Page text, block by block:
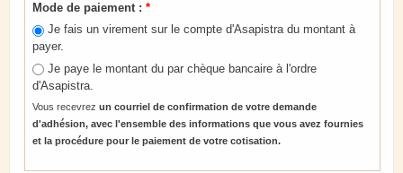
Mode de paiement :*
Je fais un virement sur le compte d'Asapistra du montant à
payer.
Je paye le montant du par chèque bancaire à l'ordre
d'Asapistra.
Vous recevrezun courriel de confirmation de votre demande
d'adhésion, avec l'ensemble des informations que vous avez fournies
et la procédure pour le paiement de votre cotisation.